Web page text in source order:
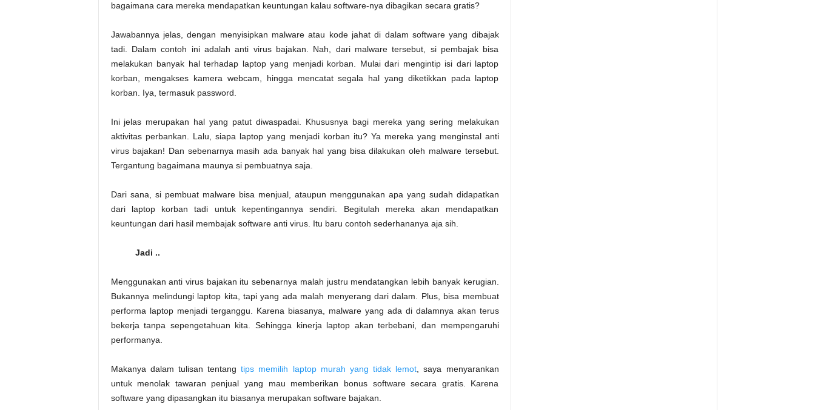
bagaimana cara mereka mendapatkan keuntungan kalau software-nya dibagikan secara gratis?
Jawabannya jelas, dengan menyisipkan malware atau kode jahat di dalam software yang dibajak
tadi. Dalam contoh ini adalah anti virus bajakan. Nah, dari malware tersebut, si pembajak bisa
melakukan banyak hal terhadap laptop yang menjadi korban. Mulai dari mengintip isi dari laptop
korban, mengakses kamera webcam, hingga mencatat segala hal yang diketikkan pada laptop
korban. Iya, termasuk password.
Ini jelas merupakan hal yang patut diwaspadai. Khususnya bagi mereka yang sering melakukan
aktivitas perbankan. Lalu, siapa laptop yang menjadi korban itu? Ya mereka yang menginstal anti
virus bajakan! Dan sebenarnya masih ada banyak hal yang bisa dilakukan oleh malware tersebut.
Tergantung bagaimana maunya si pembuatnya saja.
Dari sana, si pembuat malware bisa menjual, ataupun menggunakan apa yang sudah didapatkan
dari laptop korban tadi untuk kepentingannya sendiri. Begitulah mereka akan mendapatkan
keuntungan dari hasil membajak software anti virus. Itu baru contoh sederhananya aja sih.
Jadi ..
Menggunakan anti virus bajakan itu sebenarnya malah justru mendatangkan lebih banyak kerugian.
Bukannya melindungi laptop kita, tapi yang ada malah menyerang dari dalam. Plus, bisa membuat
performa laptop menjadi terganggu. Karena biasanya, malware yang ada di dalamnya akan terus
bekerja tanpa sepengetahuan kita. Sehingga kinerja laptop akan terbebani, dan mempengaruhi
performanya.
Makanya dalam tulisan tentangtips memilih laptop murah yang tidak lemot , saya menyarankan
untuk menolak tawaran penjual yang mau memberikan bonus software secara gratis. Karena
software yang dipasangkan itu biasanya merupakan software bajakan.